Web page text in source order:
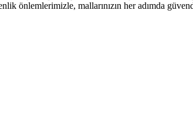
önlemlerimizle, mallarınızın her adımda